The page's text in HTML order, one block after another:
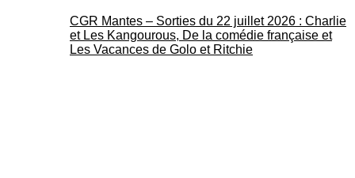
CGR Mantes – Sorties du 22 juillet 2026 : Charlie
et Les Kangourous, De la comédie française et
Les Vacances de Golo et Ritchie